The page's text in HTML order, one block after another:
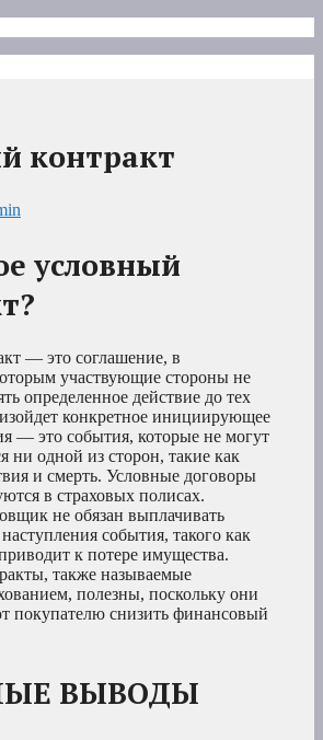
контракт
условный
— это соглашение, в
участвующие стороны не
определенное действие до тех
конкретное инициирующее
— это события, которые не могут
ни одной из сторон, такие как
и смерть. Условные договоры
в страховых полисах.
не обязан выплачивать
события, такого как
к потере имущества.
также называемые
полезны, поскольку они
покупателю снизить финансовый
ВЫВОДЫ